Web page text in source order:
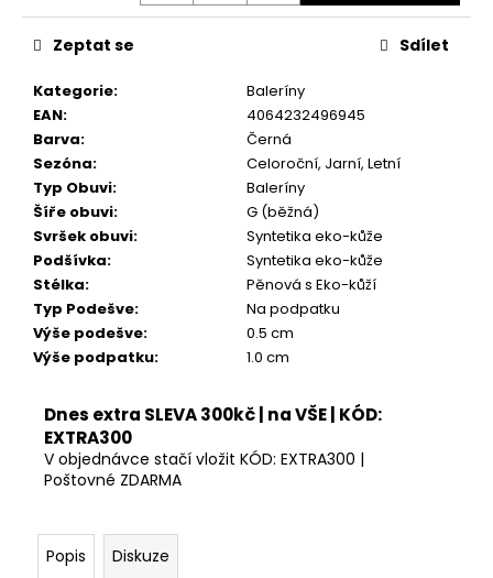
Kategorie:
Baleríny
EAN:
4064232496945
Barva:
Černá
Sezóna:
Celoroční, Jarní, Letní
Typ Obuvi:
Baleríny
Šíře obuvi:
G (běžná)
Svršek obuvi:
Syntetika eko-kůže
Podšívka:
Syntetika eko-kůže
Stélka:
Pěnová s Eko-kůží
Typ Podešve:
Na podpatku
Výše podešve:
0.5 cm
Výše podpatku: 1.0 cm
Zeptat se Sdílet
Dnes extra SLEVA 300kč | na VŠE | KÓD:
EXTRA300
V objednávce stačí vložit KÓD: EXTRA300 |
Poštovné ZDARMA
Popis Diskuze
TOZZI
2-
28500-
876
MODRÉ
760
Kč
Původně:
499
Kč